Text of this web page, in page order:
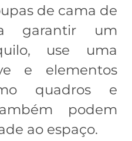
de cama de
garantir um
use uma
e elementos
quadros e
podem
ao espaço.